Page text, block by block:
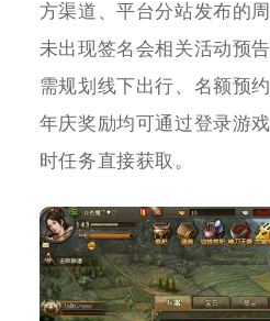
方渠道、平台分站发布的
未出现签名会相关活动预
需规划线下出行、名额预
年庆奖励均可通过登录游
时任务直接获取。